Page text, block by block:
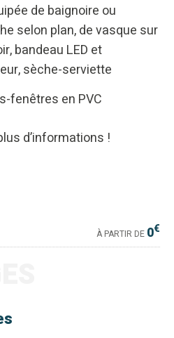
de baignoire ou
selon plan, de vasque sur
bandeau LED et
sèche-serviette
fenêtres en PVC
d’informations !
À PARTIR DE 0€